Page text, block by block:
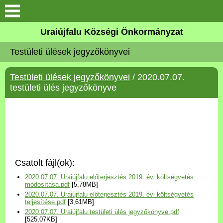
Köszöntő
Elérhetőségek
Uraiújfalu
Választási információk
Versenyképes Járások
Program
Uraiújfalu Községi Önkormányzat
Testületi ülések jegyzőkönyvei
Testületi ülések jegyzőkönyvei / 2020.07.07.
testületi ülés jegyzőkönyve
Csatolt fájl(ok):
2020.07.07. Uraiújfalu előterjesztés 2019. évi költségvetés
módosítása.pdf [5,78MB]
2020.07.07. Uraiújfalu előterjesztés 2019. évi költségvetés
teljesítése.pdf [3,61MB]
2020.07.07. Uraiújfalu testületi ülés jegyzőkönyve.pdf
[525,07KB]